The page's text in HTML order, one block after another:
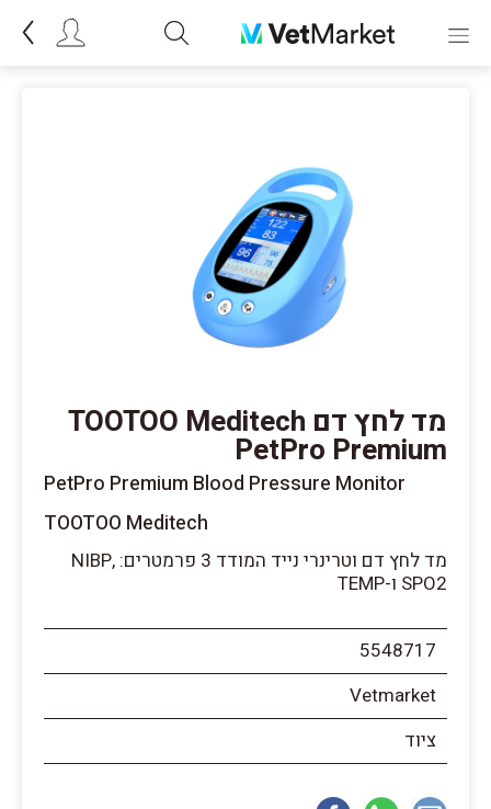
מד לחץ דם TOOTOO Meditech
PetPro Premium
PetPro Premium Blood Pressure Monitor
TOOTOO Meditech
מד לחץ דם וטרינרי נייד המודד 3 פרמטרים: NIBP,
SPO2 ו-TEMP
5548717
Vetmarket
ציוד